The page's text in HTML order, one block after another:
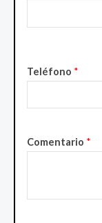
Teléfono *
Comentario *